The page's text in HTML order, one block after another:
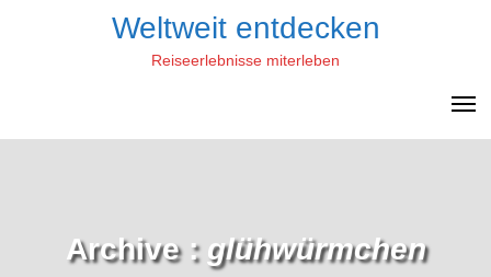
Weltweit entdecken
Reiseerlebnisse miterleben
Archive : glühwürmchen